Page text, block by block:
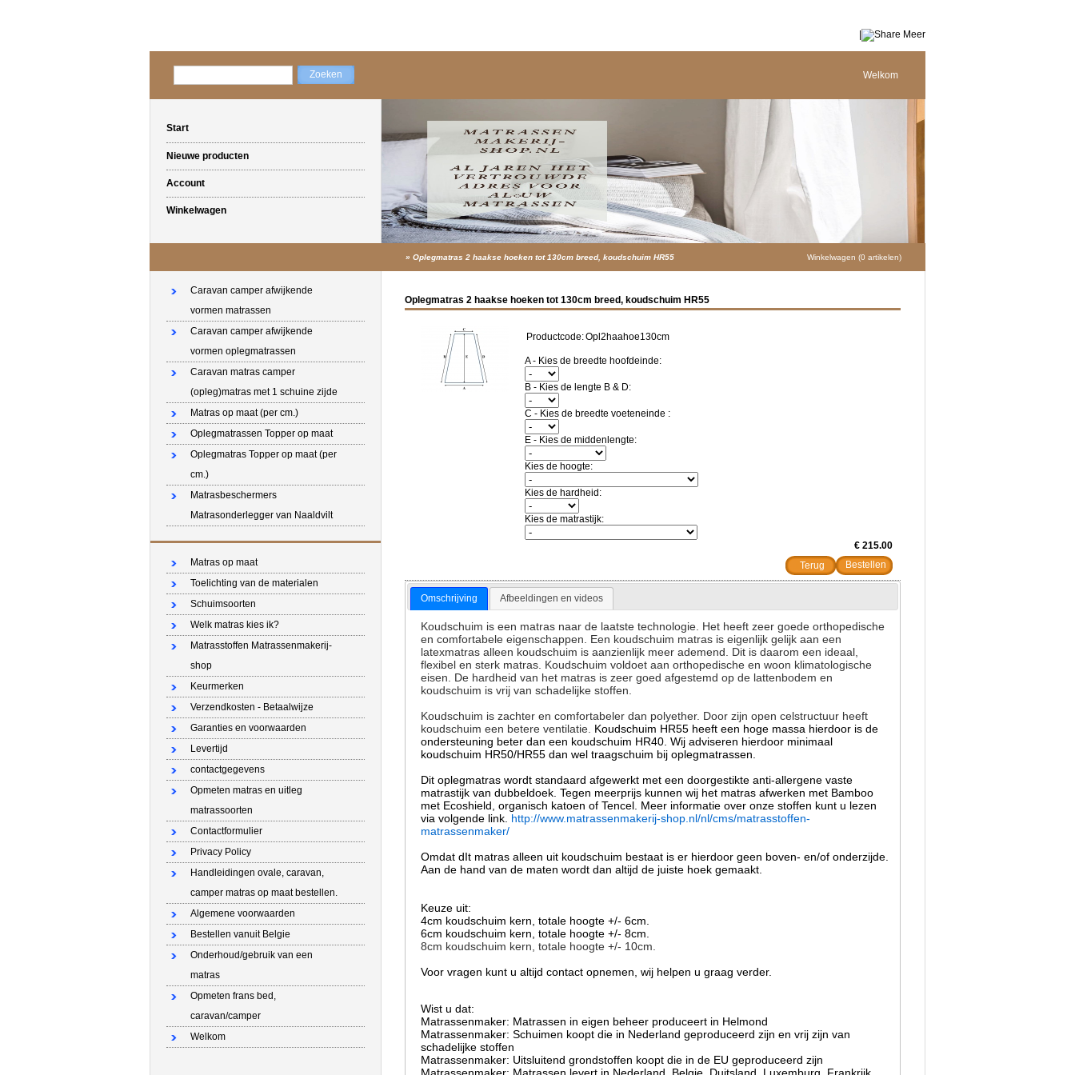
Meer
Welkom
Start
Nieuwe producten
Account
Winkelwagen
» Oplegmatras 2 haakse hoeken tot 130cm breed, koudschuim HR55 Winkelwagen (0 artikelen)
Caravan camper afwijkende
vormen matrassen
Caravan camper afwijkende
vormen oplegmatrassen
Caravan matras camper
(opleg)matras met 1 schuine zijde
Matras op maat (per cm.)
Oplegmatrassen Topper op maat
Oplegmatras Topper op maat (per
cm.)
Matrasbeschermers
Matrasonderlegger van Naaldvilt
Matras op maat
Toelichting van de materialen
Schuimsoorten
Welk matras kies ik?
Matrasstoffen Matrassenmakerij-
shop
Keurmerken
Verzendkosten - Betaalwijze
Garanties en voorwaarden
Levertijd
contactgegevens
Opmeten matras en uitleg
matrassoorten
Contactformulier
Privacy Policy
Handleidingen ovale, caravan,
camper matras op maat bestellen.
Algemene voorwaarden
Bestellen vanuit Belgie
Onderhoud/gebruik van een
matras
Opmeten frans bed,
caravan/camper
Welkom
Oplegmatras 2 haakse hoeken tot 130cm breed, koudschuim HR55
Productcode:Opl2haahoe130cm
A - Kies de breedte hoofdeinde:
B - Kies de lengte B & D:
C - Kies de breedte voeteneinde :
E - Kies de middenlengte:
Kies de hoogte:
Kies de hardheid:
Kies de matrastijk:
€ 215.00
Terug
Omschrijving Afbeeldingen en videos
Koudschuim is een matras naar de laatste technologie. Het heeft zeer goede orthopedische
en comfortabele eigenschappen. Een koudschuim matras is eigenlijk gelijk aan een
latexmatras alleen koudschuim is aanzienlijk meer ademend. Dit is daarom een ideaal,
flexibel en sterk matras. Koudschuim voldoet aan orthopedische en woon klimatologische
eisen. De hardheid van het matras is zeer goed afgestemd op de lattenbodem en
koudschuim is vrij van schadelijke stoffen.
Koudschuim is zachter en comfortabeler dan polyether. Door zijn open celstructuur heeft
koudschuim een betere ventilatie. Koudschuim HR55 heeft een hoge massa hierdoor is de
ondersteuning beter dan een koudschuim HR40. Wij adviseren hierdoor minimaal
koudschuim HR50/HR55 dan wel traagschuim bij oplegmatrassen.
Dit oplegmatras wordt standaard afgewerkt met een doorgestikte anti-allergene vaste
matrastijk van dubbeldoek. Tegen meerprijs kunnen wij het matras afwerken met Bamboo
met Ecoshield, organisch katoen of Tencel. Meer informatie over onze stoffen kunt u lezen
via volgende link. http://www.matrassenmakerij-shop.nl/nl/cms/matrasstoffen-
matrassenmaker/
Omdat dIt matras alleen uit koudschuim bestaat is er hierdoor geen boven- en/of onderzijde.
Aan de hand van de maten wordt dan altijd de juiste hoek gemaakt.
Keuze uit:
4cm koudschuim kern, totale hoogte +/- 6cm.
6cm koudschuim kern, totale hoogte +/- 8cm.
8cm koudschuim kern, totale hoogte +/- 10cm.
Voor vragen kunt u altijd contact opnemen, wij helpen u graag verder.
Wist u dat:
Matrassenmaker: Matrassen in eigen beheer produceert in Helmond
Matrassenmaker: Schuimen koopt die in Nederland geproduceerd zijn en vrij zijn van
schadelijke stoffen
Matrassenmaker: Uitsluitend grondstoffen koopt die in de EU geproduceerd zijn
Matrassenmaker: Matrassen levert in Nederland, Belgie, Duitsland, Luxemburg, Frankrijk,